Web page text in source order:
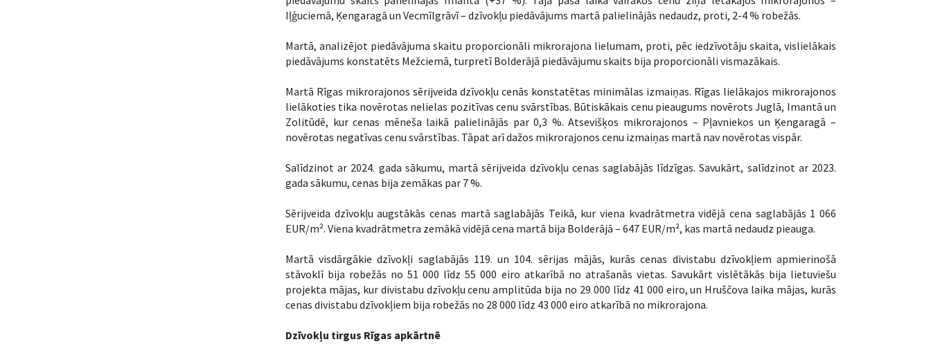
Iļģuciemā, Ķengaragā un Vecmīlgrāvī – dzīvokļu piedāvājums martā palielinājās nedaudz, proti, 2-4 % robežās.
Martā, analizējot piedāvājuma skaitu proporcionāli mikrorajona lielumam, proti, pēc iedzīvotāju skaita, vislielākais
piedāvājums konstatēts Mežciemā, turpretī Bolderājā piedāvājumu skaits bija proporcionāli vismazākais.
Martā Rīgas mikrorajonos sērijveida dzīvokļu cenās konstatētas minimālas izmaiņas. Rīgas lielākajos mikrorajonos
lielākoties tika novērotas nelielas pozitīvas cenu svārstības. Būtiskākais cenu pieaugums novērots Juglā, Imantā un
Zolitūdē, kur cenas mēneša laikā palielinājās par 0,3 %. Atsevišķos mikrorajonos – Pļavniekos un Ķengaragā –
novērotas negatīvas cenu svārstības. Tāpat arī dažos mikrorajonos cenu izmaiņas martā nav novērotas vispār.
Salīdzinot ar 2024. gada sākumu, martā sērijveida dzīvokļu cenas saglabājās līdzīgas. Savukārt, salīdzinot ar 2023.
gada sākumu, cenas bija zemākas par 7 %.
Sērijveida dzīvokļu augstākās cenas martā saglabājās Teikā, kur viena kvadrātmetra vidējā cena saglabājās 1 066
EUR/m². Viena kvadrātmetra zemākā vidējā cena martā bija Bolderājā – 647 EUR/m², kas martā nedaudz pieauga.
Martā visdārgākie dzīvokļi saglabājās 119. un 104. sērijas mājās, kurās cenas divistabu dzīvokļiem apmierinošā
stāvoklī bija robežās no 51 000 līdz 55 000 eiro atkarībā no atrašanās vietas. Savukārt vislētākās bija lietuviešu
projekta mājas, kur divistabu dzīvokļu cenu amplitūda bija no 29 000 līdz 41 000 eiro, un Hruščova laika mājas, kurās
cenas divistabu dzīvokļiem bija robežās no 28 000 līdz 43 000 eiro atkarībā no mikrorajona.
Dzīvokļu tirgus Rīgas apkārtnē